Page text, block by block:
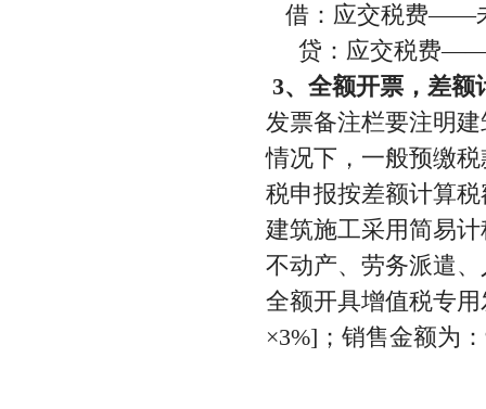
借：应交税费——
贷：应交税费——
3、全额开票，差额
发票备注栏要注明
情况下，一般预缴
税申报按差额计算税
建筑施工采用简易
不动产、劳务派遣
全额开具增值税专
×3%]；销售金额为